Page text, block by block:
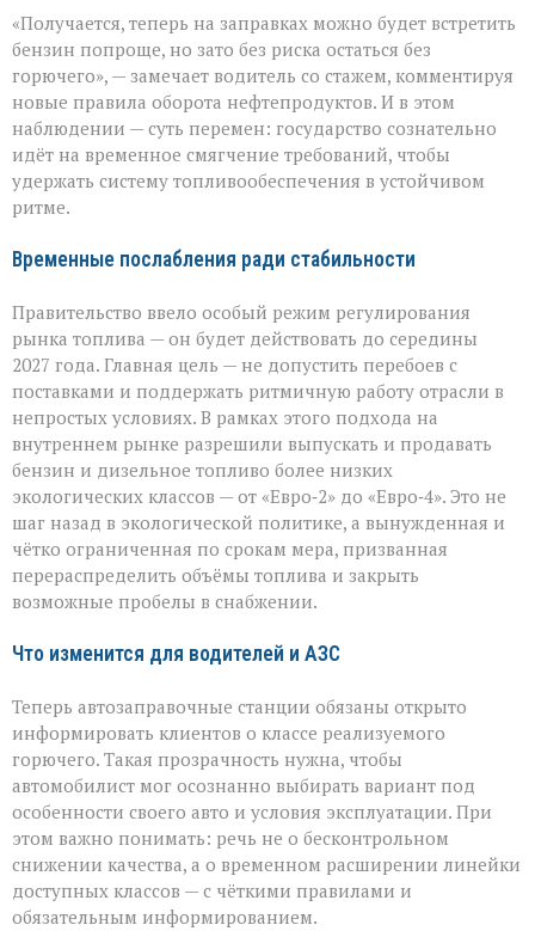
баланс:
зачем
время
смягчают
стандарты
«Получается, теперь на заправках можно будет встретить
бензин попроще, но зато без риска остаться без
горючего», — замечает водитель со стажем, комментируя
новые правила оборота нефтепродуктов. И в этом
наблюдении — суть перемен: государство сознательно
идёт на временное смягчение требований, чтобы
удержать систему топливообеспечения в устойчивом
ритме.
Временные послабления ради стабильности
Правительство ввело особый режим регулирования
рынка топлива — он будет действовать до середины
2027 года. Главная цель — не допустить перебоев с
поставками и поддержать ритмичную работу отрасли в
непростых условиях. В рамках этого подхода на
внутреннем рынке разрешили выпускать и продавать
бензин и дизельное топливо более низких
экологических классов — от «Евро‑2» до «Евро‑4». Это не
шаг назад в экологической политике, а вынужденная и
чётко ограниченная по срокам мера, призванная
перераспределить объёмы топлива и закрыть
возможные пробелы в снабжении.
Что изменится для водителей и АЗС
Теперь автозаправочные станции обязаны открыто
информировать клиентов о классе реализуемого
горючего. Такая прозрачность нужна, чтобы
автомобилист мог осознанно выбирать вариант под
особенности своего авто и условия эксплуатации. При
этом важно понимать: речь не о бесконтрольном
снижении качества, а о временном расширении линейки
доступных классов — с чёткими правилами и
обязательным информированием.